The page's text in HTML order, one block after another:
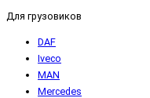
Для грузовиков
DAF
Iveco
MAN
Mercedes